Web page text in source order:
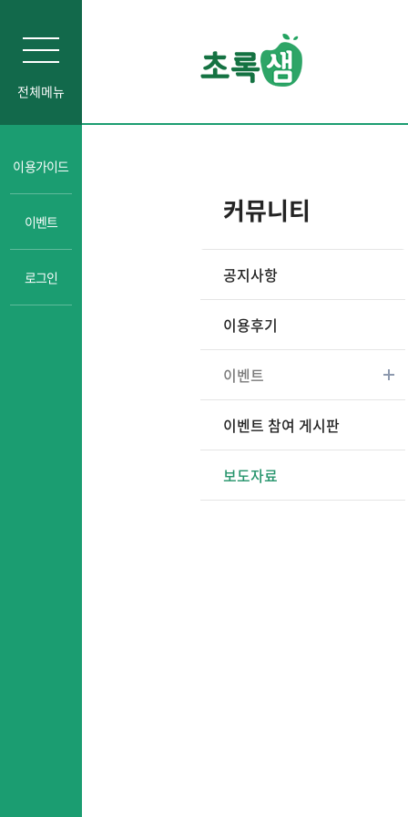
커뮤니티
공지사항
이용후기
이벤트
이벤트 참여 게시판
보도자료
전체메뉴
이용가이드
이벤트
로그인
자기주도학습
성교육
일타강사강의